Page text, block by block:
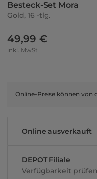
Besteck-Set Mora
Gold, 16 -tlg.
49,99 €
inkl. MwSt
Online ausverkauft
DEPOT Filiale
Verfügbarkeit prüfen